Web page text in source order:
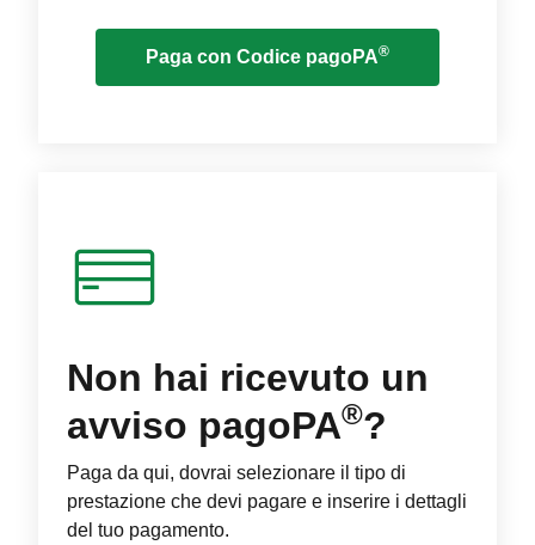
Paga con Codice pagoPA®
Non hai ricevuto un
avviso pagoPA®?
Paga da qui, dovrai selezionare il tipo di
prestazione che devi pagare e inserire i dettagli
del tuo pagamento.